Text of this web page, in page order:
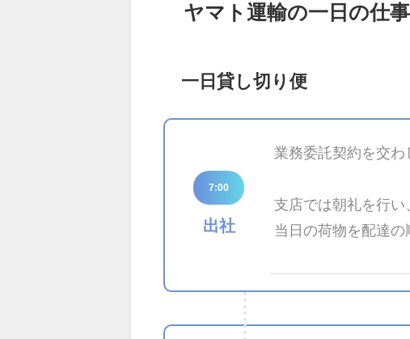
ヤマト運輸の一日の仕
一日貸し切り便
7:00
出社
業務委託契約を交わ
支店では朝礼を行い
当日の荷物を配達の